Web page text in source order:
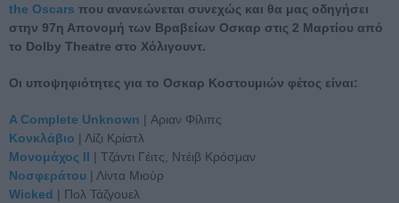
the Oscars που ανανεώνεται συνεχώς και θα μας οδηγήσει
στην 97η Απονομή των Βραβείων Οσκαρ στις 2 Μαρτίου από
το Dolby Theatre στο Χόλιγουντ.
Οι υποψηφιότητες για το Οσκαρ Κοστουμιών φέτος είναι:
A Complete Unknown | Αριαν Φίλιπς
Κονκλάβιο | Λίζι Κρίστλ
Μονομάχος ΙΙ | Τζάντι Γέιτς, Ντέιβ Κρόσμαν
Νοσφεράτου | Λίντα Μιούρ
Wicked | Πολ Τάζγουελ